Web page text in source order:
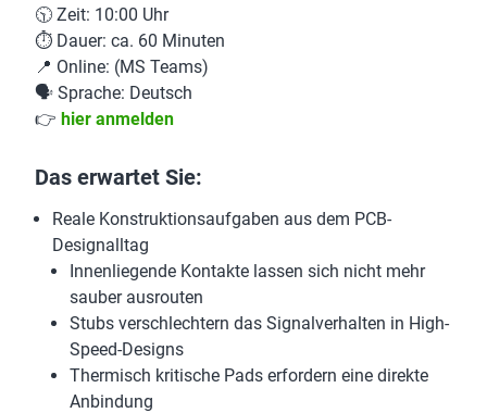
🕥 Zeit: 10:00 Uhr
⏱️ Dauer: ca. 60 Minuten
📍 Online: (MS Teams)
🗣️ Sprache: Deutsch
👉 hier anmelden
Das erwartet Sie:
Reale Konstruktionsaufgaben aus dem PCB-
Designalltag
Innenliegende Kontakte lassen sich nicht mehr
sauber ausrouten
Stubs verschlechtern das Signalverhalten in High-
Speed-Designs
Thermisch kritische Pads erfordern eine direkte
Anbindung